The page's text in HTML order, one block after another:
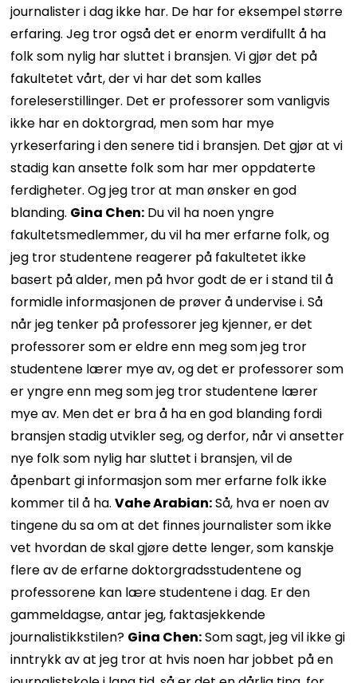
journalister i dag ikke har. De har for eksempel større
erfaring. Jeg tror også det er enorm verdifullt å ha
folk som nylig har sluttet i bransjen. Vi gjør det på
fakultetet vårt, der vi har det som kalles
foreleserstillinger. Det er professorer som vanligvis
ikke har en doktorgrad, men som har mye
yrkeserfaring i den senere tid i bransjen. Det gjør at vi
stadig kan ansette folk som har mer oppdaterte
ferdigheter. Og jeg tror at man ønsker en god
blanding. Gina Chen: Du vil ha noen yngre
fakultetsmedlemmer, du vil ha mer erfarne folk, og
jeg tror studentene reagerer på fakultetet ikke
basert på alder, men på hvor godt de er i stand til å
formidle informasjonen de prøver å undervise i. Så
når jeg tenker på professorer jeg kjenner, er det
professorer som er eldre enn meg som jeg tror
studentene lærer mye av, og det er professorer som
er yngre enn meg som jeg tror studentene lærer
mye av. Men det er bra å ha en god blanding fordi
bransjen stadig utvikler seg, og derfor, når vi ansetter
nye folk som nylig har sluttet i bransjen, vil de
åpenbart gi informasjon som mer erfarne folk ikke
kommer til å ha.Vahe Arabian:Så, hva er noen av
tingene du sa om at det finnes journalister som ikke
vet hvordan de skal gjøre dette lenger, som kanskje
flere av de erfarne doktorgradsstudentene og
professorene kan lære studentene i dag. Er den
gammeldagse, antar jeg, faktasjekkende
journalistikkstilen? Gina Chen:Som sagt, jeg vil ikke gi
inntrykk av at jeg tror at hvis noen har jobbet på en